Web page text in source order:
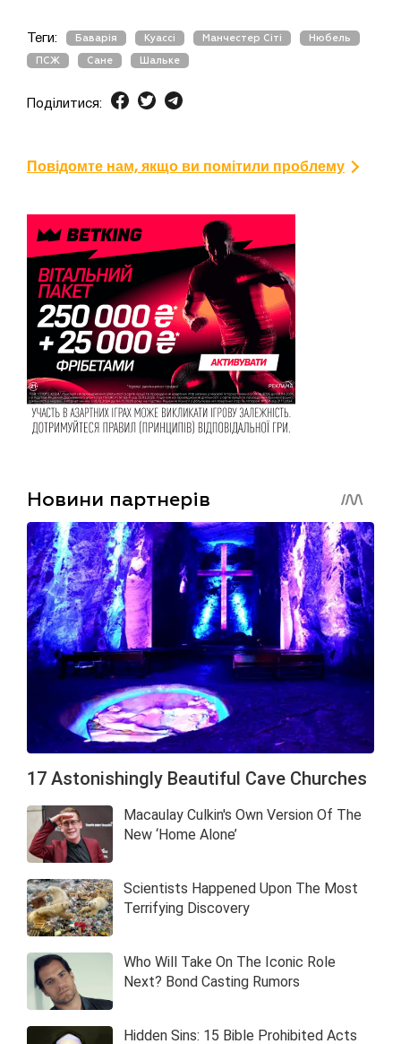
Теги: Баварія Куассі Манчестер Сіті Нюбель
ПСЖ Сане Шальке
Поділитися:
Повідомте нам, якщо ви помітили проблему